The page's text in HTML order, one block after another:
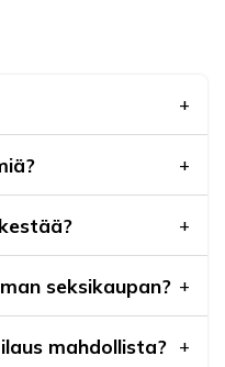
seksikaupan?
mahdollista?